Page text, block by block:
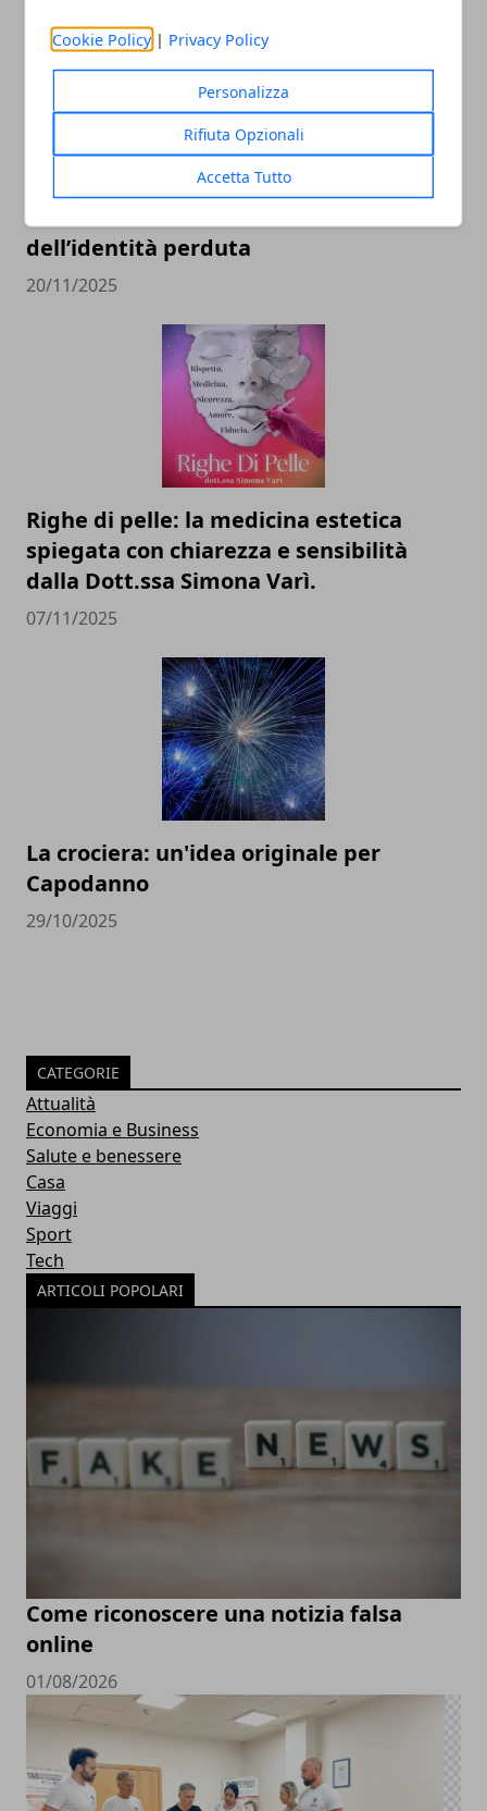
Cookie Policy | Privacy Policy
Personalizza
Rifiuta Opzionali
Accetta Tutto
Il professor Nuzzolese, a Torino come a
Bari: scienza e diritti umani nel nome
dell’identità perduta
20/11/2025
Righe di pelle: la medicina estetica
spiegata con chiarezza e sensibilità
dalla Dott.ssa Simona Varì.
07/11/2025
La crociera: un'idea originale per
Capodanno
29/10/2025
CATEGORIE
Attualità
Economia e Business
Salute e benessere
Casa
Viaggi
Sport
Tech
ARTICOLI POPOLARI
Come riconoscere una notizia falsa
online
01/08/2026